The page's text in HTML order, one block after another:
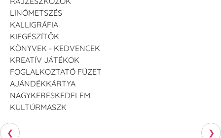
LINÓMETSZÉS
KALLIGRÁFIA
KIEGÉSZÍTŐK
KÖNYVEK - KEDVENCEK
KREATÍV JÁTÉKOK
FOGLALKOZTATÓ FÜZET
AJÁNDÉKKÁRTYA
NAGYKERESKEDELEM
KULTÚRMASZK
❮ ❯